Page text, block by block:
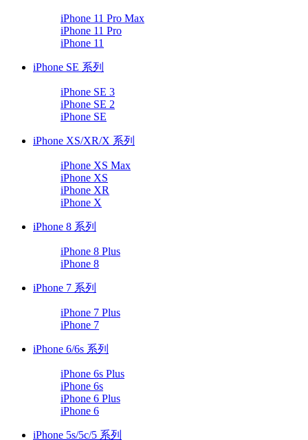
iPhone 11 Pro Max
iPhone 11 Pro
iPhone 11
iPhone SE 系列
iPhone SE 3
iPhone SE 2
iPhone SE
iPhone XS/XR/X 系列
iPhone XS Max
iPhone XS
iPhone XR
iPhone X
iPhone 8 系列
iPhone 8 Plus
iPhone 8
iPhone 7 系列
iPhone 7 Plus
iPhone 7
iPhone 6/6s 系列
iPhone 6s Plus
iPhone 6s
iPhone 6 Plus
iPhone 6
iPhone 5s/5c/5 系列